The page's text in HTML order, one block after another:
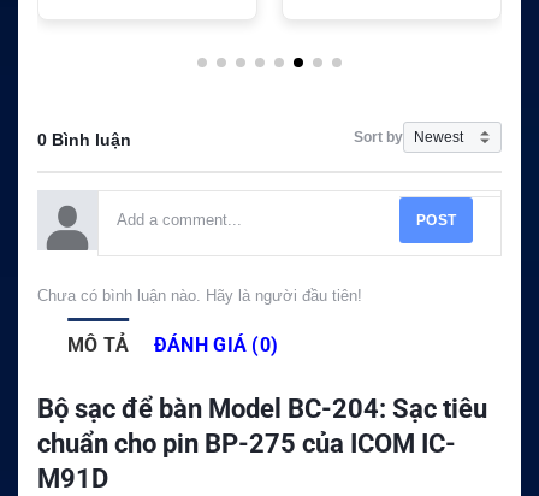
0 Bình luận Sort by
POST
Chưa có bình luận nào. Hãy là người đầu tiên!
MÔ TẢ ĐÁNH GIÁ (0)
Bộ sạc để bàn Model BC-204: Sạc tiêu
chuẩn cho pin BP-275 của ICOM IC-
M91D